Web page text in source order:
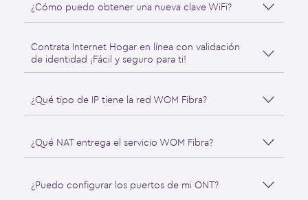
¿Cómo puedo obtener una nueva clave WiFi?
Contrata Internet Hogar en línea con validación
de identidad ¡Fácil y seguro para ti!
¿Qué tipo de IP tiene la red WOM Fibra?
¿Qué NAT entrega el servicio WOM Fibra?
¿Puedo configurar los puertos de mi ONT?